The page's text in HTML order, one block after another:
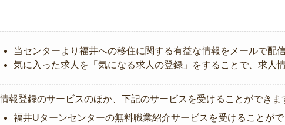
当センターより福井への移住に関する有益な情報をメールで配
気に入った求人を「気になる求人の登録」をすることで、求人
情報登録のサービスのほか、下記のサービスを受けることができま
福井Uターンセンターの無料職業紹介サービスを受けることが